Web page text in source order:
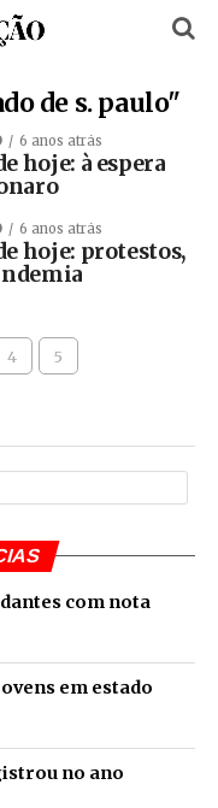
de s. paulo"
6 anos atrás
hoje: à espera
6 anos atrás
hoje: protestos,
4 5
com nota
em estado
no ano